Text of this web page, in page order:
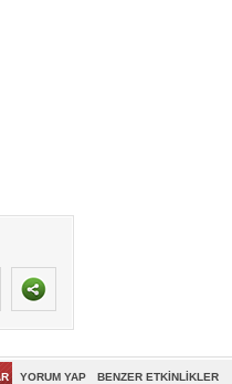
YORUM YAP BENZER ETKİNLİKLER